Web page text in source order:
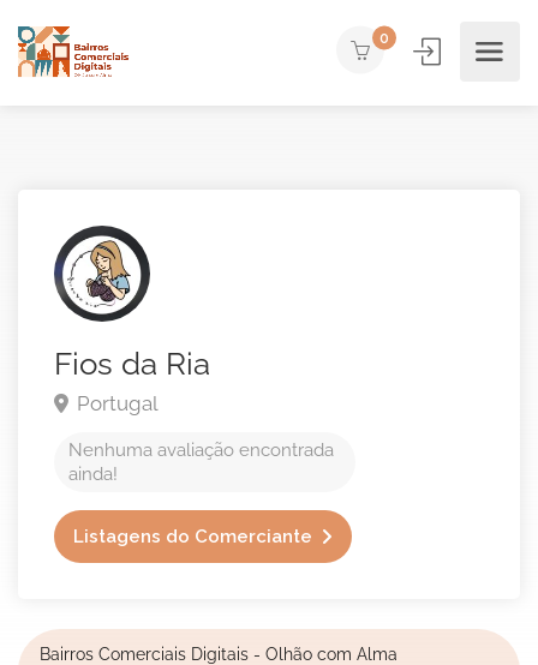
0
Fios da Ria
Portugal
Nenhuma avaliação encontrada
ainda!
Listagens do Comerciante
Bairros Comerciais Digitais - Olhão com Alma